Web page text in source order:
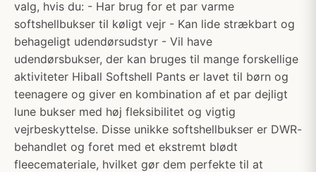
valg, hvis du: - Har brug for et par varme
softshellbukser til køligt vejr - Kan lide strækbart og
behageligt udendørsudstyr - Vil have
udendørsbukser, der kan bruges til mange forskellige
aktiviteter Hiball Softshell Pants er lavet til børn og
teenagere og giver en kombination af et par dejligt
lune bukser med høj fleksibilitet og vigtig
vejrbeskyttelse. Disse unikke softshellbukser er DWR-
behandlet og foret med et ekstremt blødt
fleecemateriale, hvilket gør dem perfekte til at